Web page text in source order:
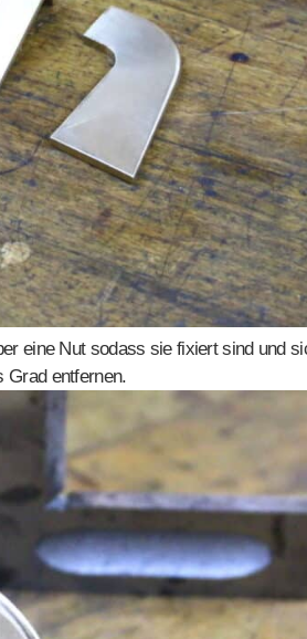
eine Nut sodass sie fixiert sind und
Grad entfernen.